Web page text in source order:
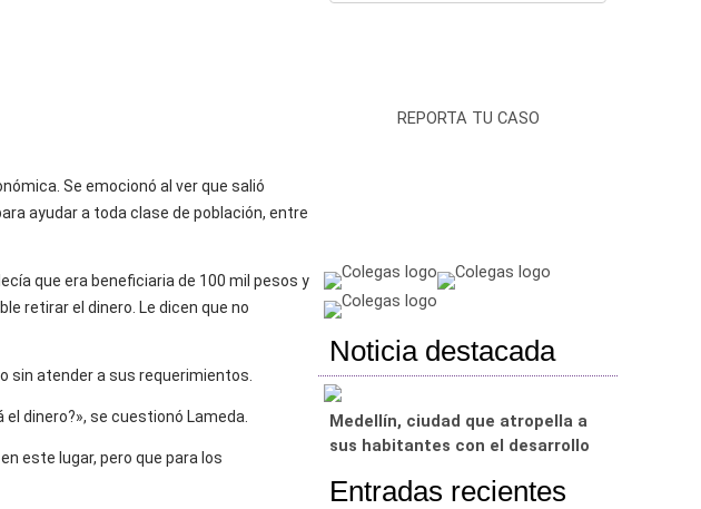
Se emocionó al ver que salió
ayudar a toda clase de población, entre
que era beneficiaria de 100 mil pesos y
retirar el dinero. Le dicen que no
sin atender a sus requerimientos.
dinero?», se cuestionó Lameda.
este lugar, pero que para los
REPORTA TU CASO
Noticia destacada
Medellín, ciudad que atropella a
sus habitantes con el desarrollo
Entradas recientes